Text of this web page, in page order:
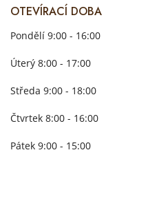
OTEVÍRACÍ DOBA
Pondělí 9:00 - 16:00
Úterý 8:00 - 17:00
Středa 9:00 - 18:00
Čtvrtek 8:00 - 16:00
Pátek 9:00 - 15:00